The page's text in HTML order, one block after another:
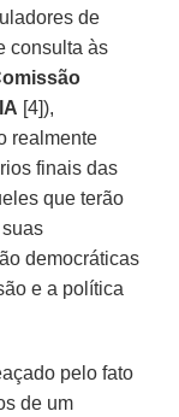
de
consulta às
[4]),
realmente
finais das
que terão
democráticas
e a política
pelo fato
de um